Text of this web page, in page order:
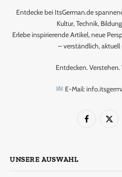
Entdecke bei ItsGerman.de
Kultur, Technik,
Erlebe inspirierende Artikel, neue
– verständlich,
Entdecken.
E-Mail:
Facebook
X
UNSERE AUSWAHL